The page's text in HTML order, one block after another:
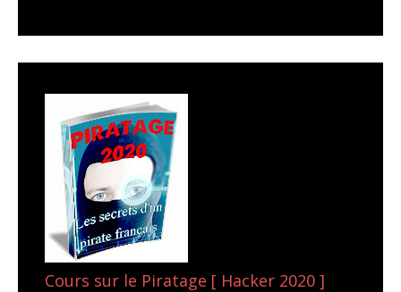
Cours sur le Piratage [ Hacker 2020 ]